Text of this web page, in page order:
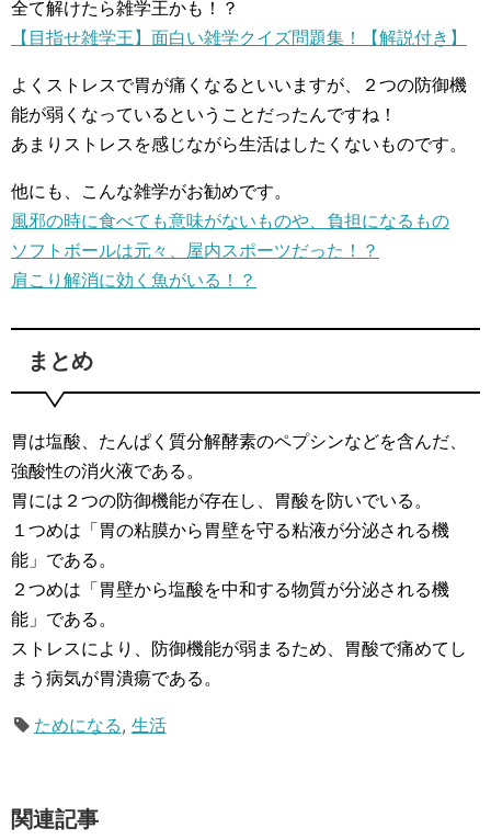
全て解けたら雑学王かも！？
【目指せ雑学王】面白い雑学クイズ問題集！【解説付き】
よくストレスで胃が痛くなるといいますが、２つの防御機
能が弱くなっているということだったんですね！
あまりストレスを感じながら生活はしたくないものです。
他にも、こんな雑学がお勧めです。
風邪の時に食べても意味がないものや、負担になるもの
ソフトボールは元々、屋内スポーツだった！？
肩こり解消に効く魚がいる！？
まとめ
胃は塩酸、たんぱく質分解酵素のペプシンなどを含んだ、
強酸性の消火液である。
胃には２つの防御機能が存在し、胃酸を防いでいる。
１つめは「胃の粘膜から胃壁を守る粘液が分泌される機
能」である。
２つめは「胃壁から塩酸を中和する物質が分泌される機
能」である。
ストレスにより、防御機能が弱まるため、胃酸で痛めてし
まう病気が胃潰瘍である。
ためになる, 生活
関連記事